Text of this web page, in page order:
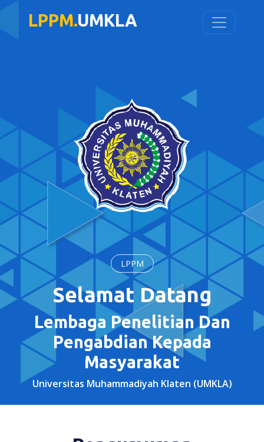
LPPM.UMKLA
LPPM
Selamat Datang
Lembaga Penelitian Dan
Pengabdian Kepada
Masyarakat
Universitas Muhammadiyah Klaten (UMKLA)